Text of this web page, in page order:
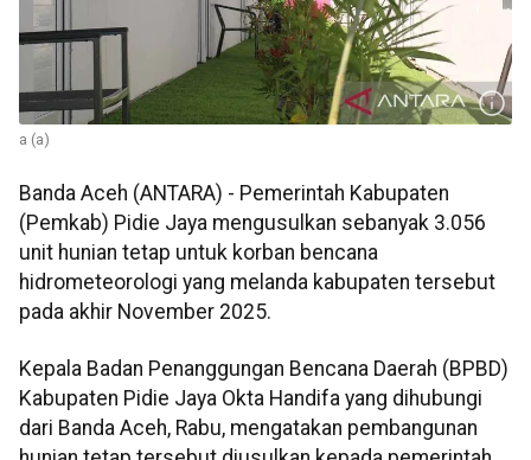
a (a)
Banda Aceh (ANTARA) - Pemerintah Kabupaten
(Pemkab) Pidie Jaya mengusulkan sebanyak 3.056
unit hunian tetap untuk korban bencana
hidrometeorologi yang melanda kabupaten tersebut
pada akhir November 2025.
Kepala Badan Penanggungan Bencana Daerah (BPBD)
Kabupaten Pidie Jaya Okta Handifa yang dihubungi
dari Banda Aceh, Rabu, mengatakan pembangunan